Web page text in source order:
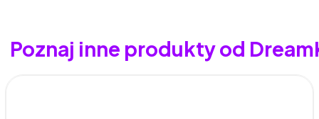
Poznaj inne produkty od